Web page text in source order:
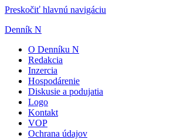
Preskočiť hlavnú navigáciu
Denník N
O Denníku N
Redakcia
Inzercia
Hospodárenie
Diskusie a podujatia
Logo
Kontakt
VOP
Ochrana údajov